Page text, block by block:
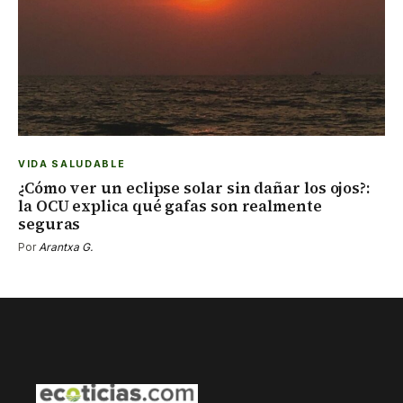
VIDA SALUDABLE
¿Cómo ver un eclipse solar sin dañar los ojos?:
la OCU explica qué gafas son realmente
seguras
Por Arantxa G.